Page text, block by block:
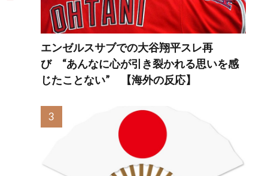
エンゼルスサブでの大谷翔平スレ再
び “あんなに心が引き裂かれる思いを感
じたことない” 【海外の反応】